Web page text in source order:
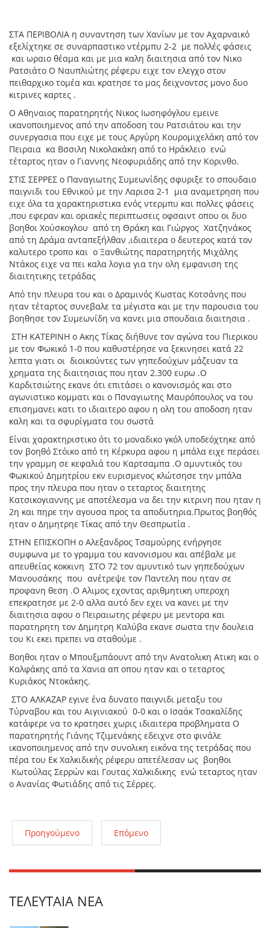
ΣΤΑ ΠΕΡΙΒΟΛΙΑ η συναντηση των Χανίων με τον Αχαρναικό
εξελίχτηκε σε συναρπαστικο ντέρμπυ 2-2 με πολλές φάσεις
και ωραιο θέαμα και με μια καλη διαιτησια από τον Νικο
Ρατσιάτο Ο Ναυπλιώτης ρέφερυ ειχε τον ελεγχο στον
πειθαρχικο τομέα και κρατησε το μας δειχνοντσς μονο δυο
κιτρινες καρτες .
Ο Αθηναιος παρατηρητής Νικος Ιωσηφόγλου εμεινε
ικανοποιημενος από την αποδοση του Ρατσιάτου και την
συνεργασια που ειχε με τους Αργύρη Κουρομιχελάκη από τον
Πειραια κα Βσσιλη Νικολακάκη από το Ηράκλειο ενώ
τέταρτος ηταν ο Γιαννης Νεοφυριάδης από την Κορινθο.
ΣΤΙΣ ΣΕΡΡΕΣ ο Παναγιωτης Συμεωνίδης σφυριξε το σπουδαιο
παιγνιδι του Εθνικού με την Λαρισα 2-1 μια αναμετρηση που
ειχε όλα τα χαρακτηριστικα ενός ντερμπυ και πολλες φάσεις
,που εφεραν και οριακές περιπτωσεις οφσαιντ οπου οι δυο
βοηθοι Χούσκογλου από τη Θράκη και Γιώργος Χατζηνάκος
από τη Δράμα ανταπεξήλθαν ,ιδιαιτερα ο δευτερος κατά τον
καλυτερο τροπο και ο Ξανθιώτης παρατηρητής Μιχάλης
Ντάκος ειχε να πει καλα λογια για την ολη εμφανιση της
διαιτητικης τετράδας
Από την πλευρα του και ο Δραμινός Κωστας Κοτσάνης που
ηταν τέταρτος συνεβαλε τα μέγιστα και με την παρουσια του
βοηθησε τον Συμεωνίδη να κανει μια σπουδαια διαιτησια .
ΣΤΗ ΚΑΤΕΡΙΝΗ ο Ακης Τίκας διήθυνε τον αγώνα του Πιερικου
με τον Φωκικό 1-0 που καθυστέρησε να ξεκινησει κατά 22
λεπτα γιατι οι διοικούντες των γηπεδούχων μάζευαν τα
χρηματα της διαιτησιας που ηταν 2.300 ευρω .Ο
Καρδιτσιώτης εκανε ότι επιτάσει ο κανονισμός και στο
αγωνιστικο κομματι και ο Πσναγιωτης Μαυρόπουλος να του
επισημανει κατι το ιδιαιτερο αφου η ολη του αποδοση ηταν
καλη και τα σφυρίγματα του σωστά
Είναι χαρακτηριστικο ότι το μοναδικο γκόλ υποδεόχτηκε από
τον βοηθό Στόικο από τη Κέρκυρα αφου η μπάλα ειχε περάσει
την γραμμη σε κεφαλιά του Καρτσαμπα .Ο αμυντικός του
Φωκικού Δημητρίου εκν ευρισμενος κλώτσησε την μπάλα
προς την πλευρα που ηταν ο τεταρτος διαιτητης
Κατσικογιαννης με αποτέλεσμα να δει την κιτρινη που ηταν η
2η και πηρε την αγουσα προς τα αποδυτηρια.Πρωτος βοηθός
ηταν ο Δημητρηε Τίκας από την Θεσπρωτία .
ΣΤΗΝ ΕΠΙΣΚΟΠΗ ο Αλεξανδρος Τσαμούρης ενήργησε
συμφωνα με το γραμμα του κανονισμου και απέβαλε με
απευθείας κοκκινη ΣΤΟ 72 τον αμυντικό των γηπεδούχων
Μανουσάκης που ανέτρεψε τον Παντελη που ηταν σε
προφανη θεση .Ο Αλιμος εχοντας αριθμητικη υπεροχη
επεκρατησε με 2-0 αλλα αυτό δεν εχει να κανει με την
διαιτησια αφου ο Πειραιωτης ρέφερυ με μεντορα και
παρατηρητη τον Δημητρη Καλύβα εκανε σωστα την δουλεια
του Κι εκει πρεπει να σταθούμε .
Βοηθοι ηταν ο Μπουξμπάουντ από την Ανατολικη Ατικη και ο
Καλφάκης από τα Χανια απ οπου ηταν και ο τεταρτος
Κυριάκος Ντοκάκης.
ΣΤΟ ΑΛΚΑΖΑΡ εγινε ένα δυνατο παιγνιδι μεταξυ του
Τύρναβου και του Αιγινιακού 0-0 και ο Ισαάκ Τσακαλίδης
κατάφερε να το κρατησει χωρις ιδιαιτερα προβληματα Ο
παρατηρητής Γιάνης Τζιμενάκης εδειχνε στο φινάλε
ικανοποιημενος από την συνολικη εικόνα της τετράδας που
πέρα του Εκ Χαλκιδικής ρέφερυ απετέλεσαν ως βοηθοι
Κωτούλας Σερρών και Γουτας Χαλκιδικης ενώ τεταρτος ηταν
ο Ανανίας Φωτιάδης από τις Σέρρες.
Προηγούμενο Επόμενο
ΤΕΛΕΥΤΑΊΑ ΝΈΑ